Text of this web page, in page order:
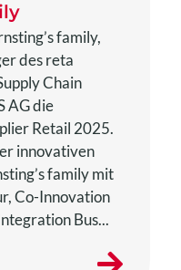
family,
des reta
Chain
AG die
Retail 2025.
innovativen
family mit
Co-Innovation
Bus...